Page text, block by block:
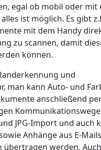
egal ob mobil oder mit
ist möglich. Es gibt
mit dem Handy
zu scannen, damit
können.
und
man kann Auto- und
anschließend
JPG-Import und auch
Anhänge aus E-
werden. Auch